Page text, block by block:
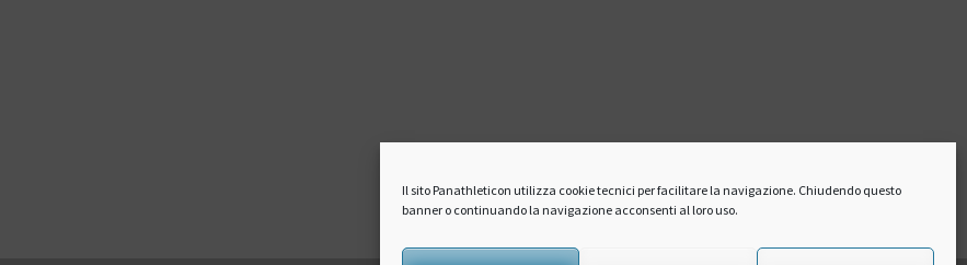
Il sito Panathleticon utilizza cookie tecnici per facilitare la navigazione. Chiudendo questo
banner o continuando la navigazione acconsenti al loro uso.